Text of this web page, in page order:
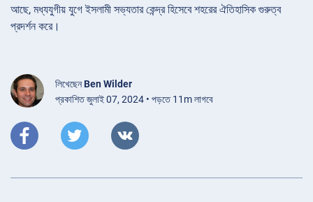
আছে, মধ্যযুগীয় যুগে ইসলামী সভ্যতার কেন্দ্র হিসেবে শহরের ঐতিহাসিক গুরুত্ব
প্রদর্শন করে।
লিখেছেনBen Wilder
প্রকাশিত জুলাই 07, 2024 • পড়তে 11m লাগবে